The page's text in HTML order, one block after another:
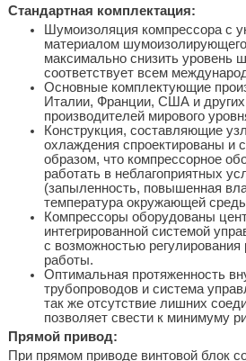
Стандартная комплектация:
Шумоизоляция компрессора с
материалом
максимально снизить уровень
соответствует всем
Основные комплектующие
Италии, Франции, США и других
производителей мирового
Конструкция, составляющие
охлаждения спроектированы и
образом, что компрессорное
работать в неблагоприятных
(запыленность, повышенная
температура окружающей
Компрессоры оборудованы
интегрированной системой
с возможностью
работы.
Оптимальная протяженность
трубопроводов и система
так же отсутствие лишних
позволяет свести к минимуму
Прямой привод:
При прямом приводе винтовой блок